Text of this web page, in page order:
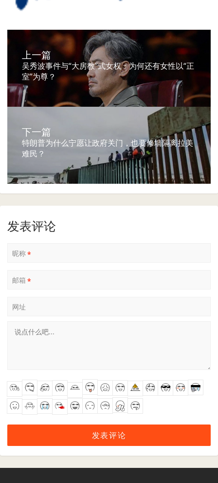
上一篇
吴秀波事件与“大房教”式女权：为何还有女性以“正
室”为尊？
下一篇
特朗普为什么宁愿让政府关门，也要修墙隔离拉美
难民？
发表评论
昵称*
邮箱 *
网址